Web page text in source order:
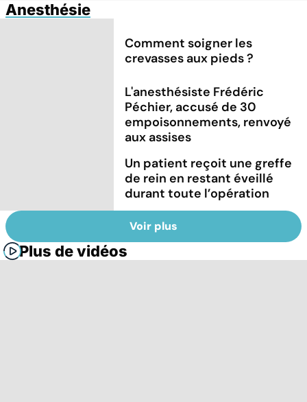
Anesthésie
Comment soigner les
crevasses aux pieds ?
L'anesthésiste Frédéric
Péchier, accusé de 30
empoisonnements, renvoyé
aux assises
Un patient reçoit une greffe
de rein en restant éveillé
durant toute l’opération
Voir plus
Plus de vidéos